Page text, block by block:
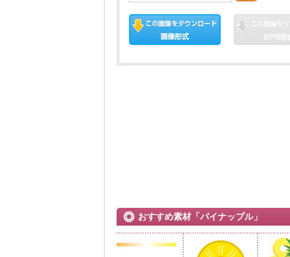
おすすめ素材「パイナップル」